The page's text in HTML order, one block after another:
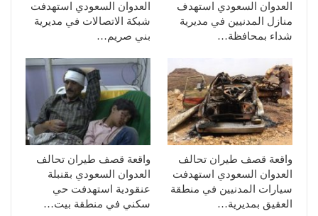
العدوان السعودي استهدف
منازل المدنيين في مديرية
شداء بمحافظة…
العدوان السعودي استهدفت
شبكة الاتصالات في مديرية
بني صريم…
واقعة قصف طيران تحالف
العدوان السعودي استهدفت
سيارات المدنيين في منطقة
العقيق بمديرية…
واقعة قصف طيران تحالف
العدوان السعودي بقنبلة
عنقودية استهدفت حي
سكني في منطقة بيت…